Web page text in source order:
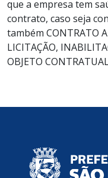
que a empresa tem
contrato, caso seja
também CONTRATO
LICITAÇÃO,
OBJETO